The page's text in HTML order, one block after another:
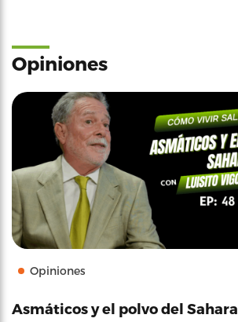
Opiniones
Opiniones
Asmáticos y el polvo del Sahara